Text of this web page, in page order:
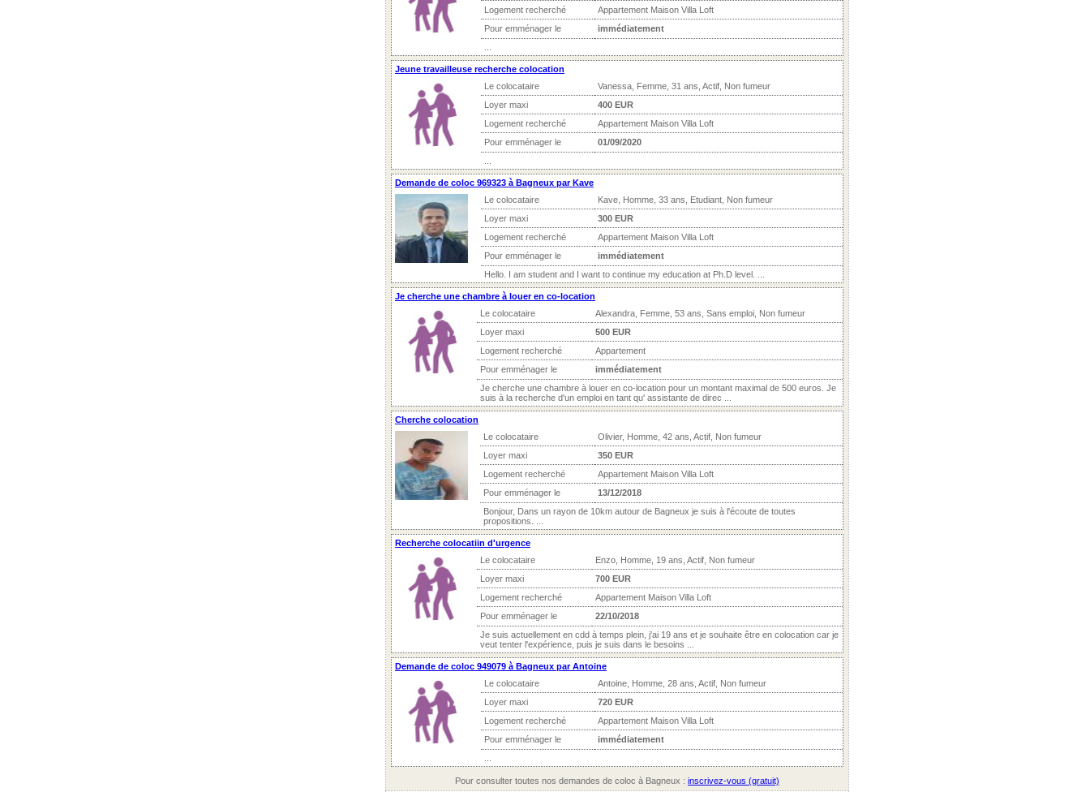
Logement recherché
Appartement Maison Villa Loft
Pour emménager le
immédiatement
Jeune travailleuse recherche colocation
Le colocataire
Vanessa, Femme, 31 ans, Actif, Non fumeur
Loyer maxi
400 EUR
Logement recherché
Appartement Maison Villa Loft
Pour emménager le
01/09/2020
Demande de coloc 969323 à Bagneux par Kave
Le colocataire
Kave, Homme, 33 ans, Etudiant, Non fumeur
Loyer maxi
300 EUR
Logement recherché
Appartement Maison Villa Loft
Pour emménager le
immédiatement
Hello. I am student and I want to continue my education at Ph.D level. ...
Je cherche une chambre à louer en co-location
Le colocataire
Alexandra, Femme, 53 ans, Sans emploi, Non fumeur
Loyer maxi
500 EUR
Logement recherché
Appartement
Pour emménager le
immédiatement
Je cherche une chambre à louer en co-location pour un montant maximal de 500 euros. Je
suis à la recherche d'un emploi en tant qu' assistante de direc ...
Cherche colocation
Le colocataire
Olivier, Homme, 42 ans, Actif, Non fumeur
Loyer maxi
350 EUR
Logement recherché
Appartement Maison Villa Loft
Pour emménager le
13/12/2018
Bonjour, Dans un rayon de 10km autour de Bagneux je suis à l'écoute de toutes
propositions. ...
Recherche colocatiin d'urgence
Le colocataire
Enzo, Homme, 19 ans, Actif, Non fumeur
Loyer maxi
700 EUR
Logement recherché
Appartement Maison Villa Loft
Pour emménager le
22/10/2018
Je suis actuellement en cdd à temps plein, j'ai 19 ans et je souhaite être en colocation car je
veut tenter l'expérience, puis je suis dans le besoins ...
Demande de coloc 949079 à Bagneux par Antoine
Le colocataire
Antoine, Homme, 28 ans, Actif, Non fumeur
Loyer maxi
720 EUR
Logement recherché
Appartement Maison Villa Loft
Pour emménager le
immédiatement
Pour consulter toutes nos demandes de coloc à Bagneux : inscrivez-vous (gratuit)